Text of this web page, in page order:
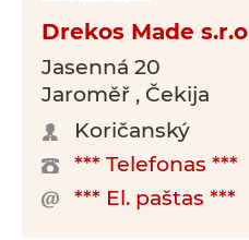
Drekos Made s.r.o
Jasenná 20
Jaroměř , Čekija
Koričanský
*** Telefonas ***
*** El. paštas ***